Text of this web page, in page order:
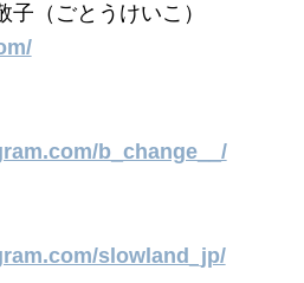
（ごとうけいこ）
b_change__/
slowland_jp/